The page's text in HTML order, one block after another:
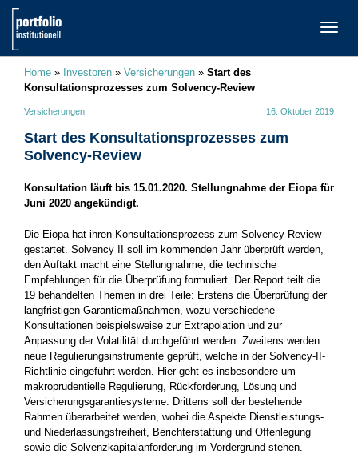
Home » Investoren » Versicherungen » Start des
Konsultationsprozesses zum Solvency-Review
Versicherungen 16. Oktober 2019
Start des Konsultationsprozesses zum
Solvency-Review
Konsultation läuft bis 15.01.2020. Stellungnahme der Eiopa für
Juni 2020 angekündigt.
Die Eiopa hat ihren Konsultationsprozess zum Solvency-Review
gestartet. Solvency II soll im kommenden Jahr überprüft werden,
den Auftakt macht eine Stellungnahme, die technische
Empfehlungen für die Überprüfung formuliert. Der Report teilt die
19 behandelten Themen in drei Teile: Erstens die Überprüfung der
langfristigen Garantiemaßnahmen, wozu verschiedene
Konsultationen beispielsweise zur Extrapolation und zur
Anpassung der Volatilität durchgeführt werden. Zweitens werden
neue Regulierungsinstrumente geprüft, welche in der Solvency-II-
Richtlinie eingeführt werden. Hier geht es insbesondere um
makroprudentielle Regulierung, Rückforderung, Lösung und
Versicherungsgarantiesysteme. Drittens soll der bestehende
Rahmen überarbeitet werden, wobei die Aspekte Dienstleistungs-
und Niederlassungsfreiheit, Berichterstattung und Offenlegung
sowie die Solvenzkapitalanforderung im Vordergrund stehen.